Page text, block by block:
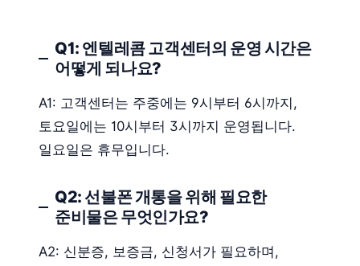
Q1: 엔텔레콤 고객센터의 운영 시간은
어떻게 되나요?
A1: 고객센터는 주중에는 9시부터 6시까지,
토요일에는 10시부터 3시까지 운영됩니다.
일요일은 휴무입니다.
Q2: 선불폰 개통을 위해 필요한
준비물은 무엇인가요?
A2: 신분증, 보증금, 신청서가 필요하며,